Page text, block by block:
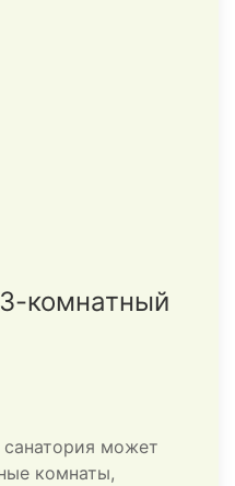
комнатный
может
комнаты,